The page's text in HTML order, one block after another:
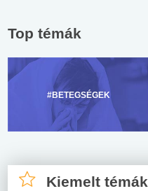
Top témák
#BETEGSÉGEK
Kiemelt témák